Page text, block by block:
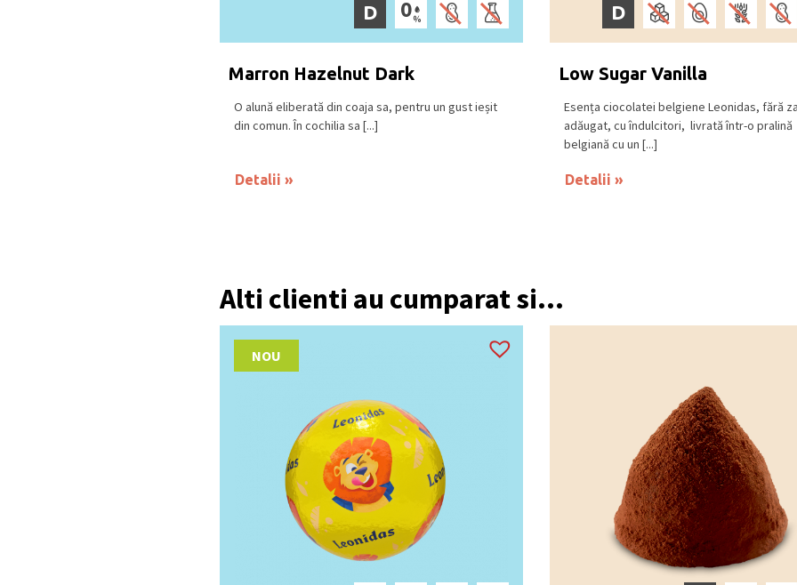
D
Marron Hazelnut Dark
O alună eliberată din coaja sa, pentru un gust ieșit
din comun. În cochilia sa [...]
Detalii
D
Low Sugar Vanilla
Esența ciocolatei belgiene Leonidas, fără
adăugat, cu îndulcitori, livrată într-o pralină
belgiană cu un [...]
Detalii
Alti clienti au cumparat si...
NOU